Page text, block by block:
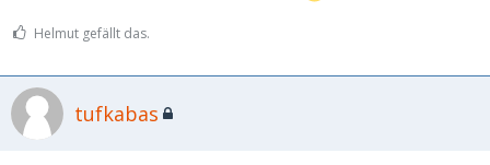
Helmut gefällt das.
tufkabas